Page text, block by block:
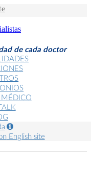
de cada doctor
English site